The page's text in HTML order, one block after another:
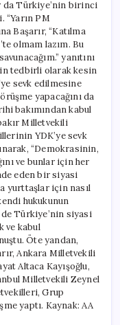
da Türkiye’nin birinci
PM
Başarır, “Katılma
olmam lazım. Bu
yanıtını
tedbirli olarak kesin
sevk edilmesine
yapacağını da
bakımından kabul
Milletvekili
YDK’ye sevk
“Demokrasinin,
ve bunlar için her
eden bir siyasi
yurttaşlar için nasıl
hukukunun
Türkiye’nin siyasi
ve kabul
Öte yandan,
Ankara Milletvekili
Altaca Kayışoğlu,
Milletvekili Zeynel
Grup
yaptı. Kaynak: AA